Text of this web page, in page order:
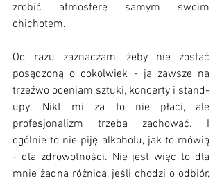
zrobić atmosferę samym swoim
chichotem.
Od razu zaznaczam, żeby nie zostać
posądzoną o cokolwiek - ja zawsze na
trzeźwo oceniam sztuki, koncerty i stand-
upy. Nikt mi za to nie płaci, ale
profesjonalizm trzeba zachować. I
ogólnie to nie piję alkoholu, jak to mówią
- dla zdrowotności. Nie jest więc to dla
mnie żadna różnica, jeśli chodzi o odbiór,